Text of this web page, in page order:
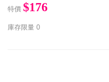
特價 $176
庫存限量 0